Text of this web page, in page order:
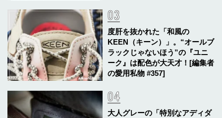
度肝を抜かれた「和風の
KEEN（キーン）」。“オールブ
ラックじゃないほう”の『ユニ
ーク』は配色が大天才！[編集者
の愛用私物 #357]
大人グレーの「特別なアディダ